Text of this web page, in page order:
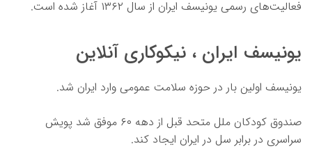
فعالیت‌های رسمی یونیسف ایران از سال ۱۳۶۲ آغاز شده است.
یونیسف ایران ، نیکوکاری آنلاین
یونیسف اولین بار در حوزه سلامت عمومی وارد ایران شد.
صندوق کودکان ملل متحد قبل از دهه ۶۰ موفق شد پویش
سراسری در برابر سل در ایران ایجاد کند.